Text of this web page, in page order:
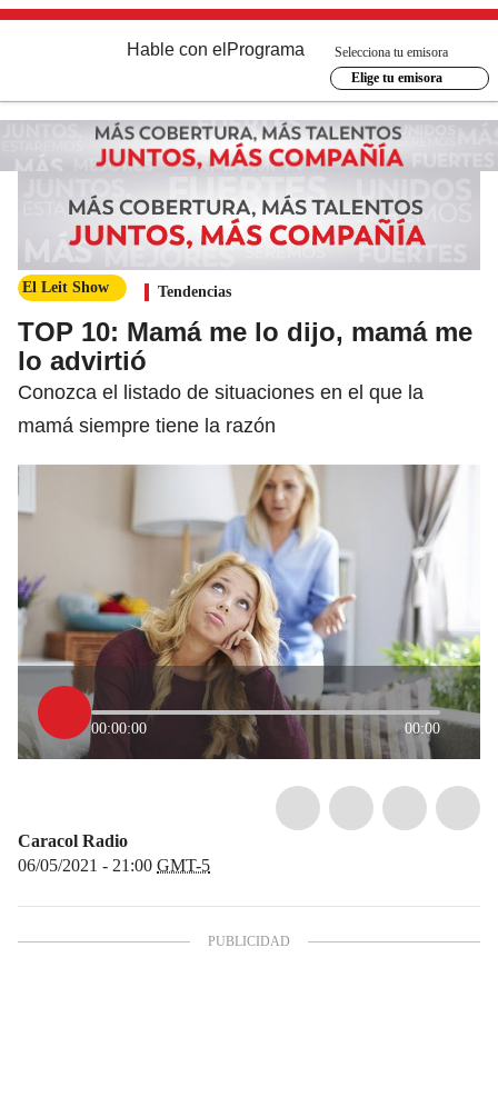
Hable con el Programa
Selecciona tu emisora
Elige tu emisora
El Leit Show Tendencias
TOP 10: Mamá me lo dijo, mamá me
lo advirtió
Conozca el listado de situaciones en el que la
mamá siempre tiene la razón
00:00:00 00:00
Caracol Radio
06/05/2021 - 21:00 GMT-5